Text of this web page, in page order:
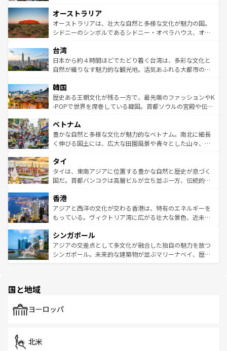
部のニューオーリンズでは、音楽と美食が融合した独特の
文化が魅力。旅行者はアメリカの各地域で異なる魅力を楽
しみながら、その多様性と豊かな歴史を感じることができ
ならではの贅沢な旅のスタイルだ。 なお、新着のアメリカ
情報はコンテンツ一覧を参照してほしい。
ワイ島は見逃せない。また、定番の観光地といえばオアフ
島だが、静かな自然を求めるならマウイ島やカウアイ島が
おすすめ。エメラルドグリーンに輝く海をはじめ、豊かな
れるおもてなしの心で訪れる人々を迎えてくれるハワイの
人々、おいしいローカルフードやハワイアンミュージッ
ク、伝統的なフラダンスなど、すべてがハワイの魅力を彩
ワイを、存分に味わってほしい。 なお、新着のハワイ情報
はコンテンツ一覧を参照してほしい。
オーストラリア
オーストラリアは、壮大な自然と多様な文化が魅力の国。
シドニーのシンボルであるシドニー・オペラハウス、オー
リアリーフや大陸中央部にそびえるウルル（エアーズロッ
ク）、タスマニアの美しい原生林やケアンズの熱帯雨林な
ど、見どころがたくさん。また、カフェやワイン、オージ
いる。アクティビティも充実しており、サーフィンやダイ
ビング、ハイキングなど、アウトドア好きにはたまらな
い。オーストラリアの多彩な魅力を存分に味わいつくそ
参照してほしい。
台湾
日本から約４時間ほどでたどり着く台湾は、多彩な文化と
自然が織りなす魅力的な観光地。活気あふれる大都市の台
ン）、静ひつな山岳地帯である台湾東部など、都市の喧騒
と山間の静けさが共存しており、訪れる人に新しい発見と
驚きをもたらしてくれる。また、奥深い台湾の食文化も魅
容にもいいと評判のスイーツなど、バラエティ豊かな料理
が味わえる。 なお、新着の台湾情報は コンテンツ一覧を参
照してほしい。
韓国
歴史ある王朝文化が残る一方で、最先端のファッションやK
-POPで世界を席巻している韓国。首都ソウルの宮殿や伝統
き、地方に足を延ばせば四季折々の自然美を楽しむことが
できる。そして、キムチや焼肉、絶品のストリートフード
まで、さまざまな韓国料理が待っている。夜には、韓国な
リティに包まれながら、韓国の多彩な魅力を心ゆくまで味
わってみてほしい。 なお、新着の韓国情報はコンテンツ一
覧を参照してほしい。
ベトナム
豊かな自然と多様な文化が魅力的なベトナム。南北に細長
く伸びる国土には、広大な田園風景や青々とした山々、世
急速な発展と共に伝統が息づく。ハノイの古い町並みやホ
ーチミン市のフランス統治時代の建物も、独特の雰囲気を
醸し出している。また、バラエティの豊かさとおいしさで
とつ。フォーやバインミー、ベトナムコーヒーなどは、ぜ
ひ現地で味わいたい。どの地域を訪れてもあたたかい人々
が旅行者を迎えてくれるので、きっと忘れられない旅にな
参照してほしい。
タイ
タイは、東南アジアに位置する豊かな自然と歴史が息づく
国だ。首都バンコクは高層ビルが立ち並ぶ一方、伝統的な
の活気が交差している。北部ではチェンマイなどの山岳地
帯で自然と触れ合い、南部ではプーケットやクラビの美し
いビーチでリゾート気分を楽しむことができる。タイ料理
激する。気候は一年中温暖で、どの季節にも異なる楽しみ
が待っている。親しみやすいタイの人々、仏教を中心とし
た文化、そして多様な観光資源が、訪れる旅人を魅了し続
香港
アジアと西洋の文化が交わる香港は、特有のエネルギーを
もっている。ヴィクトリア湾に広がる壮大な景色、近未来
み、どこを訪れても感動するはず。観光スポットが密集し
ており、効率よく見どころを回れるのも魅力。息をのむよ
うな絶景から文化的な体験まで、香港を存分に楽しみ尽く
シンガポール
アジアの交差点として多文化が融合した独自の魅力を放つ
シンガポール。未来的な建築物が並ぶマリーナベイ、歴史
で、ホーカーズは地元の風情を楽しめる外せないスポット
国と地域
ヨーロッパ
北米